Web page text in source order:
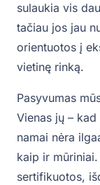
sulaukia vis
tačiau jos jau
orientuotos į
vietinę rinką.
Pasyvumas
Vienas jų –
namai nėra
kaip ir
sertifikuotos,